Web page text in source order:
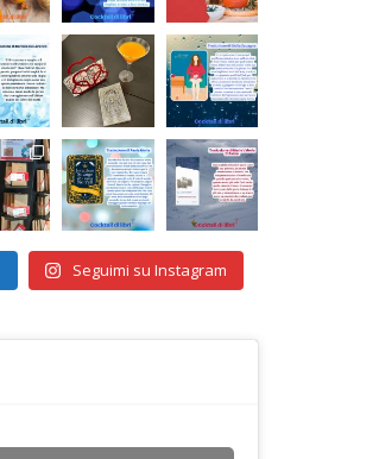
Seguimi su Instagram